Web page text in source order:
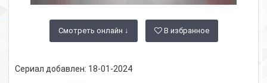
Смотреть онлайн ↓ В избранное
Сериал добавлен: 18-01-2024